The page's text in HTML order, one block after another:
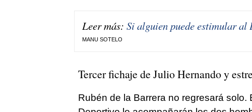
Leer más: Si alguien puede estimular al
MANU SOTELO
Tercer fichaje de Julio Hernando y
Rubén de la Barrera no regresará solo.